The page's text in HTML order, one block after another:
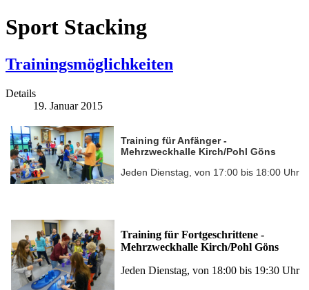
Sport Stacking
Trainingsmöglichkeiten
Details
19. Januar 2015
Training für Anfänger -
Mehrzweckhalle Kirch/Pohl Göns
Jeden Dienstag, von 17:00 bis 18:00 Uhr
Training für Fortgeschrittene -
Mehrzweckhalle Kirch/Pohl Göns
Jeden Dienstag, von 18:00 bis 19:30 Uhr